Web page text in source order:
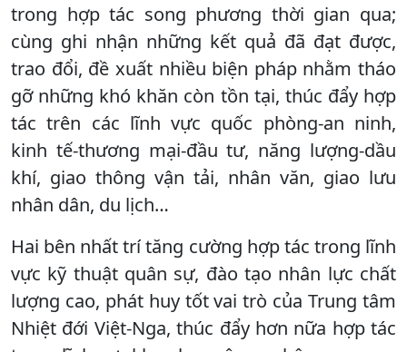
trong hợp tác song phương thời gian qua;
cùng ghi nhận những kết quả đã đạt được,
trao đổi, đề xuất nhiều biện pháp nhằm tháo
gỡ những khó khăn còn tồn tại, thúc đẩy hợp
tác trên các lĩnh vực quốc phòng-an ninh,
kinh tế-thương mại-đầu tư, năng lượng-dầu
khí, giao thông vận tải, nhân văn, giao lưu
nhân dân, du lịch…
Hai bên nhất trí tăng cường hợp tác trong lĩnh
vực kỹ thuật quân sự, đào tạo nhân lực chất
lượng cao, phát huy tốt vai trò của Trung tâm
Nhiệt đới Việt-Nga, thúc đẩy hơn nữa hợp tác